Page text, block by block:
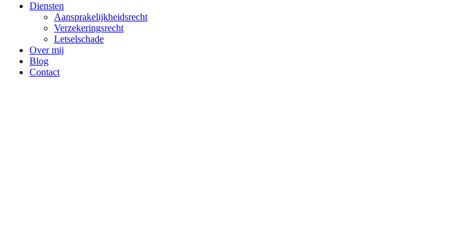
Diensten
Aansprakelijkheidsrecht
Verzekeringsrecht
Letselschade
Over mij
Blog
Contact